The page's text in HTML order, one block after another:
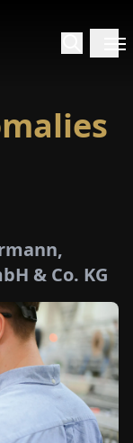
& Co. KG